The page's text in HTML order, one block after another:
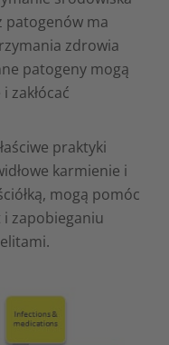
patogenów ma
zdrowia
patogeny mogą
zakłócać
praktyki
karmienie i
mogą pomóc
zapobieganiu